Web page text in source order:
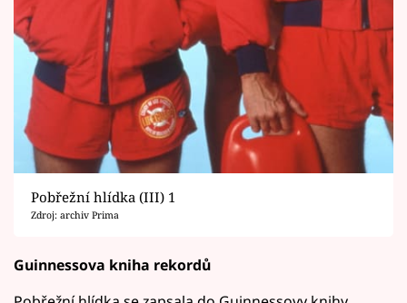
Pobřežní hlídka (III) 1
Zdroj: archiv Prima
Guinnessova kniha rekordů